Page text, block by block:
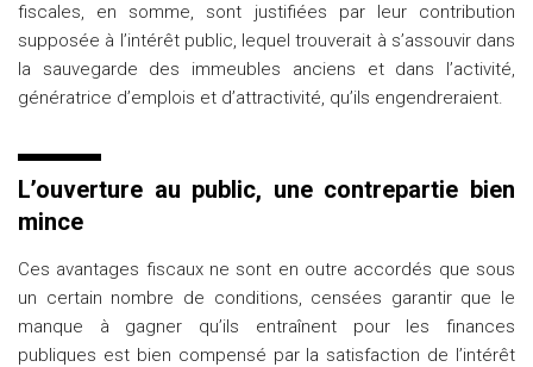
fiscales, en somme, sont justifiées par leur contribution
supposée à l’intérêt public, lequel trouverait à s’assouvir dans
la sauvegarde des immeubles anciens et dans l’activité,
génératrice d’emplois et d’attractivité, qu’ils engendreraient.
L’ouverture au public, une contrepartie bien
mince
Ces avantages fiscaux ne sont en outre accordés que sous
un certain nombre de conditions, censées garantir que le
manque à gagner qu’ils entraînent pour les finances
publiques est bien compensé par la satisfaction de l’intérêt